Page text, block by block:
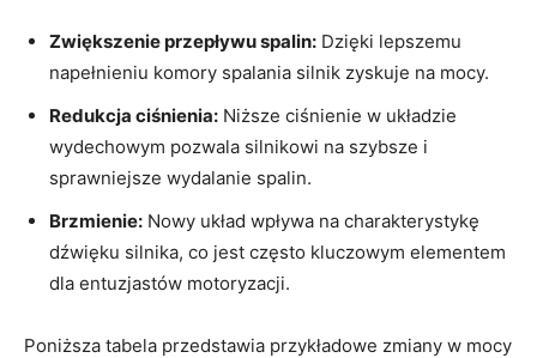
Zwiększenie przepływu spalin: Dzięki lepszemu
napełnieniu komory spalania silnik zyskuje na mocy.
Redukcja ciśnienia: Niższe ciśnienie w układzie
wydechowym pozwala silnikowi na szybsze i
sprawniejsze wydalanie spalin.
Brzmienie: Nowy układ wpływa na charakterystykę
dźwięku silnika, co jest często kluczowym elementem
dla entuzjastów motoryzacji.
Poniższa tabela przedstawia przykładowe zmiany w mocy